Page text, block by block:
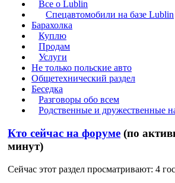
Все о Lublin
Спецавтомобили на базе Lublin
Барахолка
Куплю
Продам
Услуги
Не только польские авто
Общетехнический раздел
Беседка
Разговоры обо всем
Родственные и дружественные
Кто сейчас на форуме (по
минут)
Сейчас этот раздел просматривают: 4